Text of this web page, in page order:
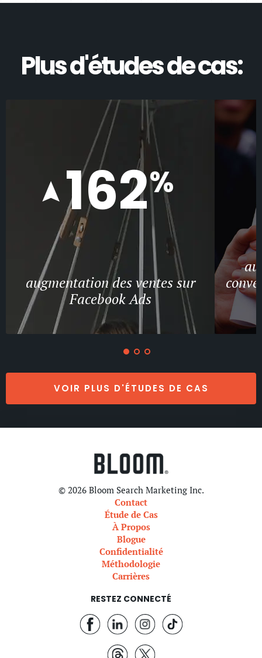
Plus d'études de cas:
162%
augmentation des ventes sur
Facebook Ads
VOIR PLUS D'ÉTUDES DE CAS
© 2026 Bloom Search Marketing Inc.
Contact
Étude de Cas
À Propos
Blogue
Confidentialité
Méthodologie
Carrières
RESTEZ CONNECTÉ